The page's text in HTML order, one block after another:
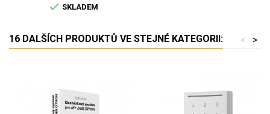
 SKLADEM
16 DALŠÍCH PRODUKTŮ VE STEJNÉ KATEGORII: >
<